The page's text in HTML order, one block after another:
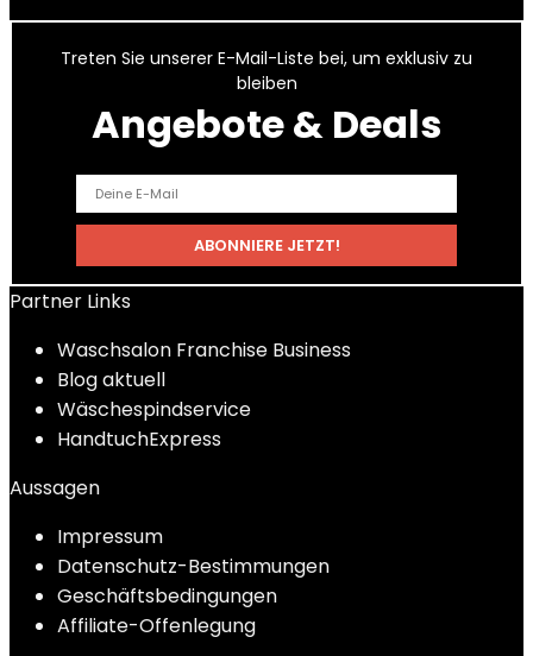
Treten Sie unserer E-Mail-Liste bei, um exklusiv zu
bleiben
Angebote & Deals
Partner Links
Waschsalon Franchise Business
Blog aktuell
Wäschespindservice
HandtuchExpress
Aussagen
Impressum
Datenschutz-Bestimmungen
Geschäftsbedingungen
Affiliate-Offenlegung